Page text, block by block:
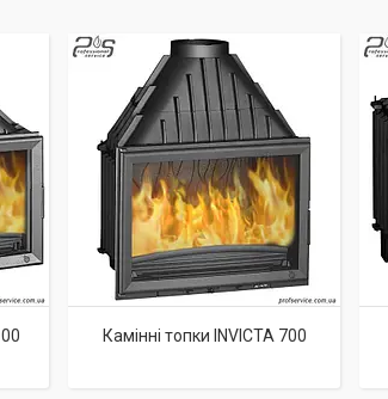
Камінні топки INVICTA 700